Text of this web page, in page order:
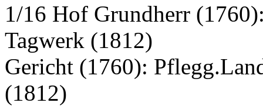
1/16 Hof Grundherr
Tagwerk (1812)
Gericht (1760):
(1812)